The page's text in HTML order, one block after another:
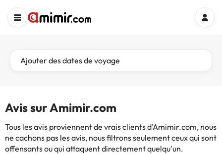
Ajouter des dates de voyage
Avis sur Amimir.com
Tous les avis proviennent de vrais clients d'Amimir.com, nous
ne cachons pas les avis, nous filtrons seulement ceux qui sont
offensants ou qui attaquent directement quelqu'un.